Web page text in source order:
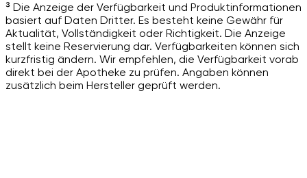
³ Die Anzeige der Verfügbarkeit und Produktinformationen
basiert auf Daten Dritter. Es besteht keine Gewähr für
Aktualität, Vollständigkeit oder Richtigkeit. Die Anzeige
stellt keine Reservierung dar. Verfügbarkeiten können sich
kurzfristig ändern. Wir empfehlen, die Verfügbarkeit vorab
direkt bei der Apotheke zu prüfen. Angaben können
zusätzlich beim Hersteller geprüft werden.